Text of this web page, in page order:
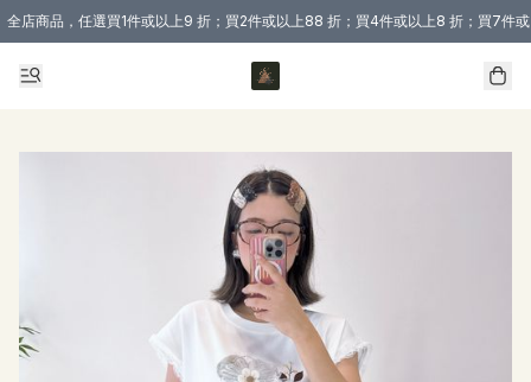
全店商品，任選買1件或以上9 折；買2件或以上88 折；買4件或以上8 折；買7件
購買 3 件商品或以上即享免運費優惠！（適用於 本地送貨、本地取貨 )